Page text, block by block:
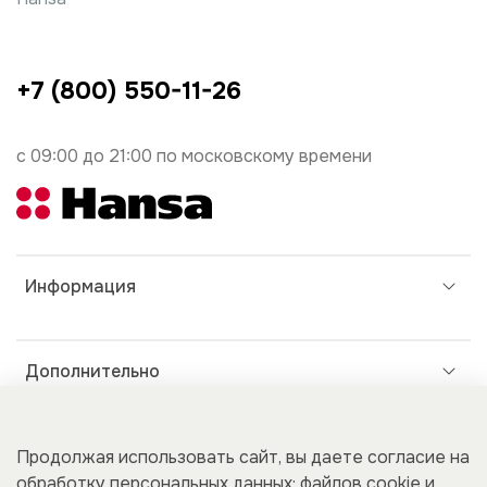
Информация
Дополнительно
Покупателям
с 09:00 до 21:00 по московскому времени
+7 (800) 550-11-26
Продолжая использовать сайт, вы даете согласие на